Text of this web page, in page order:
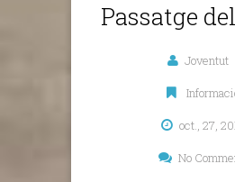
Passatge
Joventut
oct., 27,
No